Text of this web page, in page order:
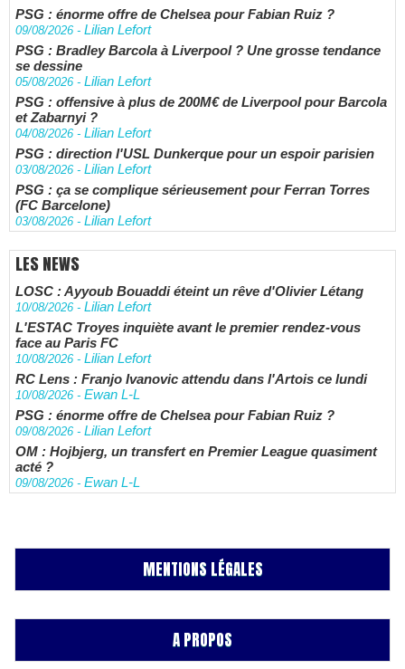
PSG : énorme offre de Chelsea pour Fabian Ruiz ?
09/08/2026 - Lilian Lefort
PSG : Bradley Barcola à Liverpool ? Une grosse tendance
se dessine
05/08/2026 - Lilian Lefort
PSG : offensive à plus de 200M€ de Liverpool pour Barcola
et Zabarnyi ?
04/08/2026 - Lilian Lefort
PSG : direction l'USL Dunkerque pour un espoir parisien
03/08/2026 - Lilian Lefort
PSG : ça se complique sérieusement pour Ferran Torres
(FC Barcelone)
03/08/2026 - Lilian Lefort
LES NEWS
LOSC : Ayyoub Bouaddi éteint un rêve d'Olivier Létang
10/08/2026 - Lilian Lefort
L'ESTAC Troyes inquiète avant le premier rendez-vous
face au Paris FC
10/08/2026 - Lilian Lefort
RC Lens : Franjo Ivanovic attendu dans l'Artois ce lundi
10/08/2026 - Ewan L-L
PSG : énorme offre de Chelsea pour Fabian Ruiz ?
09/08/2026 - Lilian Lefort
OM : Hojbjerg, un transfert en Premier League quasiment
acté ?
09/08/2026 - Ewan L-L
MENTIONS LÉGALES
A PROPOS